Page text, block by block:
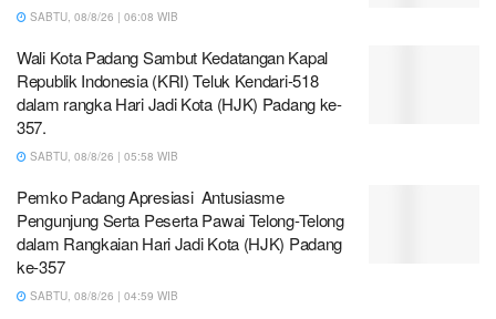
SABTU, 08/8/26 | 06:08 WIB
Wali Kota Padang Sambut Kedatangan Kapal
Republik Indonesia (KRI) Teluk Kendari-518
dalam rangka Hari Jadi Kota (HJK) Padang ke-
357.
SABTU, 08/8/26 | 05:58 WIB
Pemko Padang Apresiasi Antusiasme
Pengunjung Serta Peserta Pawai Telong-Telong
dalam Rangkaian Hari Jadi Kota (HJK) Padang
ke-357
SABTU, 08/8/26 | 04:59 WIB